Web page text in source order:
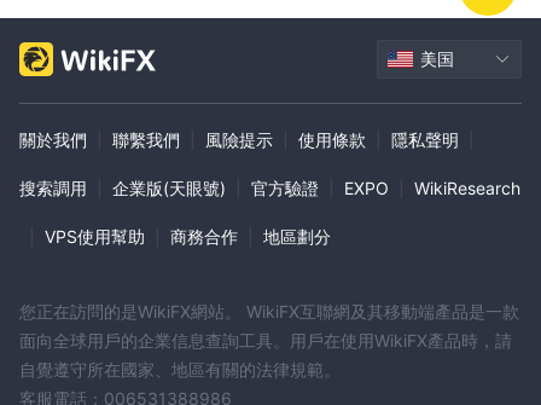
常见问题
問：我可以用OneTrade交易哪些金融工具？
A: OneTrade 允許在外匯、股票、指數和加密貨幣上進行交易。
問：我如何在OneTrade開設帳戶？
存入最低100美元来开设账户。
問：OneTrade有哪些不同類型的帳戶可供選擇？
問：OneTrade提供的最大槓桿是多少？
A：對於使用OneTrade的零售客戶，最大槓桿比例為30:1。對於專
業客戶，槓桿比例可達到500:1。
美国
關於我們 聯繫我們 風險提示 使用條款 隱私聲明
搜索調用 企業版(天眼號) 官方驗證 EXPO WikiResearch
VPS使用幫助 商務合作 地區劃分
您正在訪問的是WikiFX網站。 WikiFX互聯網及其移動端產品是一款
面向全球用戶的企業信息查詢工具。用戶在使用WikiFX產品時，請
自覺遵守所在國家、地區有關的法律規範。
客服電話：006531388986